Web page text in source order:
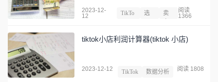
2023-12-
12
TikTo
选
卖
阅读
1366
tiktok小店利润计算器(tiktok 小店)
2023-12-12 TikTok 数据分析 阅读 1808